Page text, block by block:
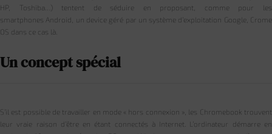
HP, Toshiba…) tentent de séduire en proposant, comme pour les
smartphones Android, un device géré par un système d’exploitation Google, Crome
OS dans ce cas là.
Un concept spécial
S’il est possible de travailler en mode « hors connexion », les Chromebook trouvent
leur vraie raison d’être en étant connectés à Internet. L’ordinateur démarre en